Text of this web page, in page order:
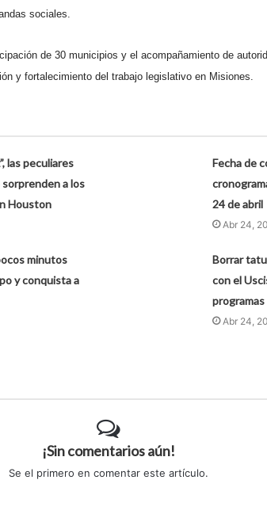
sociales.
de 30 municipios y el acompañamiento de
y fortalecimiento del trabajo legislativo en Misiones.
las peculiares
a los
Houston
Fecha de
24 de abril
Abr 24,
minutos
y conquista a
Borrar
con el
Abr 24,
¡Sin comentarios aún!
Se el primero en comentar este artículo.